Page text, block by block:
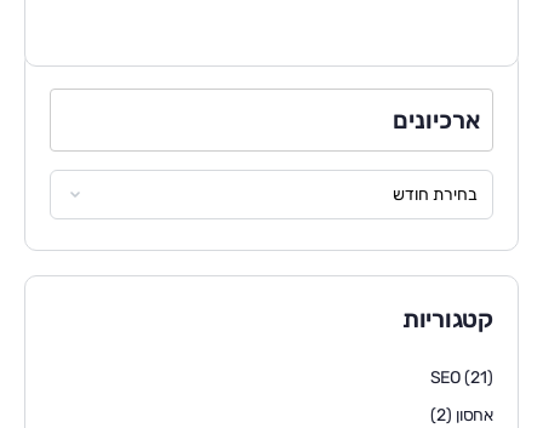
ארכיונים
קטגוריות
SEO(21)
אחסון (2)